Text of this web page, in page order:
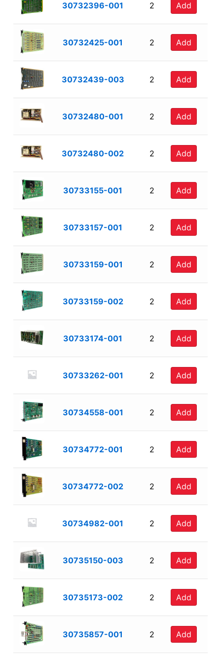
30732396-001 2 Add
30732425-001 2 Add
30732439-003 2 Add
30732480-001 2 Add
30732480-002 2 Add
30733155-001 2 Add
30733157-001 2 Add
30733159-001 2 Add
30733159-002 2 Add
30733174-001 2 Add
30733262-001 2 Add
30734558-001 2 Add
30734772-001 2 Add
30734772-002 2 Add
30734982-001 2 Add
30735150-003 2 Add
30735173-002 2 Add
30735857-001 2 Add